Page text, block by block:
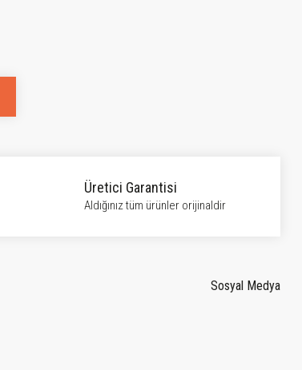
Üretici Garantisi
Aldığınız tüm ürünler orijinaldir
Sosyal Medya